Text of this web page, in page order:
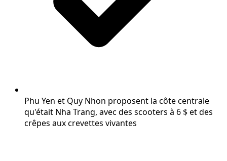
Phu Yen et Quy Nhon proposent la côte centrale
qu'était Nha Trang, avec des scooters à 6 $ et des
crêpes aux crevettes vivantes